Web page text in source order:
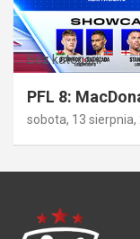
Bez kategorii
PFL 8:
sobota, 13 sierpnia,